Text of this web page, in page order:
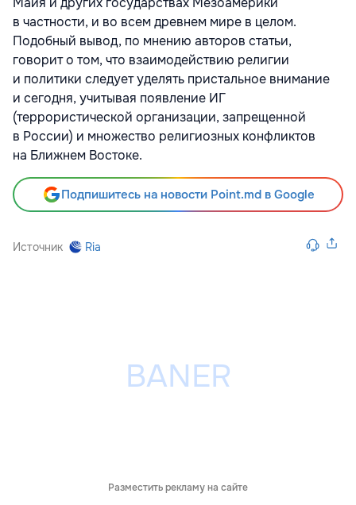
в частности, и во всем древнем мире в целом.
Подобный вывод, по мнению авторов статьи,
говорит о том, что взаимодействию религии
и политики следует уделять пристальное внимание
и сегодня, учитывая появление ИГ
(террористической организации, запрещенной
в России) и множество религиозных конфликтов
на Ближнем Востоке.
Подпишитесь на новости Point.md в Google
Источник Ria
Разместить рекламу на сайте